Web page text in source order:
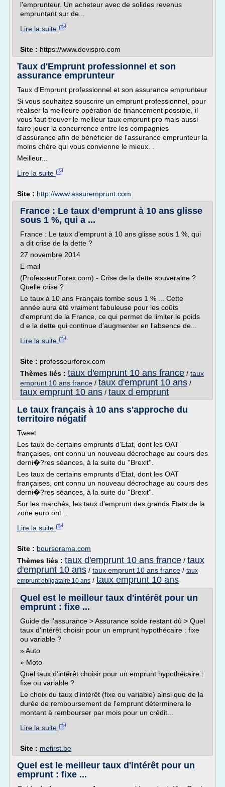
l'emprunteur. Un acheteur avec de solides revenus
empruntant sur de...
Lire la suite
Site : https://www.devispro.com
Taux d'Emprunt professionnel et son
assurance emprunteur
Taux d'Emprunt professionnel et son assurance emprunteur
Si vous souhaitez souscrire un emprunt professionnel, pour
réaliser la meilleure opération de financement possible, il
vous faut trouver le meilleur taux emprunt pro mais aussi
faire jouer la concurrence entre les compagnies
d'assurance afin de bénéficier de l'assurance emprunteur la
moins chère qui vous convienne le mieux. .
Meilleur...
Lire la suite
Site : http://www.assuremprunt.com
France : Le taux d’emprunt à 10 ans glisse
sous 1 %, qui a ...
France : Le taux d'emprunt à 10 ans glisse sous 1 %, qui
a dit crise de la dette ?
27 novembre 2014
E-mail
(ProfesseurForex.com) - Crise de la dette souveraine ?
Quelle crise ?
Le taux à 10 ans Français tombe sous 1 % ... Cette
année aura été vraiment fabuleuse pour les coûts
d'emprunt de la France, ce qui permet de limiter le poids
d e la dette qui continue d'augmenter en l'absence de...
Lire la suite
Site : professeurforex.com
Thèmes liés : taux d'emprunt 10 ans france / taux
emprunt 10 ans france / taux d'emprunt 10 ans /
taux emprunt 10 ans / taux d emprunt
Le taux français à 10 ans s'approche du
territoire négatif
Tweet
Les taux de certains emprunts d'Etat, dont les OAT
françaises, ont connu un nouveau décrochage au cours des
derni�?res séances, à la suite du ''Brexit''.
Les taux de certains emprunts d'Etat, dont les OAT
françaises, ont connu un nouveau décrochage au cours des
derni�?res séances, à la suite du ''Brexit''.
Sur les marchés, les taux d'emprunt des grands Etats de la
zone euro ont...
Lire la suite
Site : boursorama.com
Thèmes liés : taux d'emprunt 10 ans france / taux
d'emprunt 10 ans / taux emprunt 10 ans france / taux
emprunt obligataire 10 ans / taux emprunt 10 ans
Quel est le meilleur taux d'intérêt pour un
emprunt : fixe ...
Guide de l'assurance > Assurance solde restant dû > Quel
taux d'intérêt choisir pour un emprunt hypothécaire : fixe
ou variable ?
» Auto
» Moto
Quel taux d'intérêt choisir pour un emprunt hypothécaire :
fixe ou variable ?
Le choix du taux d'intérêt (fixe ou variable) ainsi que de la
durée de remboursement de l'emprunt déterminera le
montant à rembourser par mois pour un crédit...
Lire la suite
Site : mefirst.be
Quel est le meilleur taux d'intérêt pour un
emprunt : fixe ...